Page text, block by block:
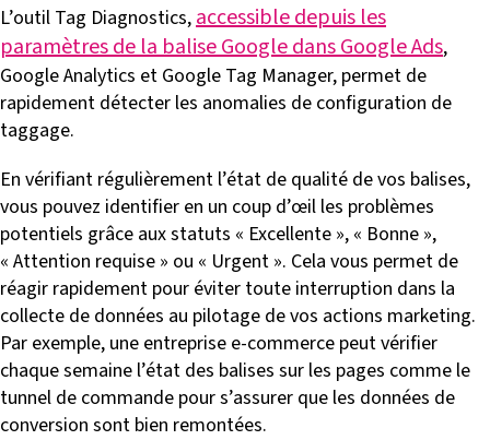
L’outil Tag Diagnostics,accessible depuis les
paramètres de la balise Google dans Google Ads,
Google Analytics et Google Tag Manager, permet de
rapidement détecter les anomalies de configuration de
taggage.
En vérifiant régulièrement l’état de qualité de vos balises,
vous pouvez identifier en un coup d’œil les problèmes
potentiels grâce aux statuts « Excellente », « Bonne »,
« Attention requise » ou « Urgent ». Cela vous permet de
réagir rapidement pour éviter toute interruption dans la
collecte de données au pilotage de vos actions marketing.
Par exemple, une entreprise e-commerce peut vérifier
chaque semaine l’état des balises sur les pages comme le
tunnel de commande pour s’assurer que les données de
conversion sont bien remontées.